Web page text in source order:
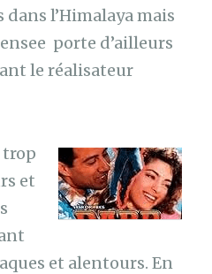
l’Himalaya mais
porte d’ailleurs
le réalisateur
trop
et
et alentours. En